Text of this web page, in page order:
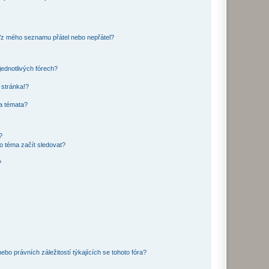
mého seznamu přátel nebo nepřátel?
fórech?
témata?
téma začít sledovat?
právních záležitostí týkajících se tohoto fóra?